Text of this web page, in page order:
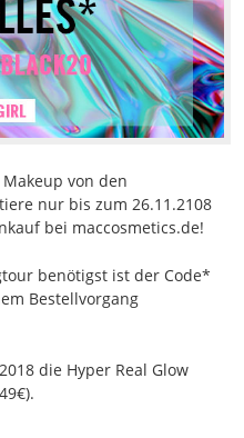
von den
nur bis zum 26.11.2108
bei maccosmetics.de!
benötigst ist der Code*
Bestellvorgang
die Hyper Real Glow